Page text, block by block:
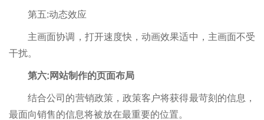
第五:动态效应
主画面协调，打开速度快，动画效果适中，主画面不受
干扰。
第六:网站制作的页面布局
结合公司的营销政策，政策客户将获得最苛刻的信息，
最面向销售的信息将被放在最重要的位置。